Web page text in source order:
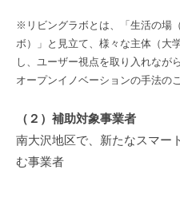
※リビングラボとは、「生活の場
ボ）」と見立て、様々な主体（大
し、ユーザー視点を取り入れなが
オープンイノベーションの手法の
（２）補助対象事業者
南大沢地区で、新たなスマー
む事業者